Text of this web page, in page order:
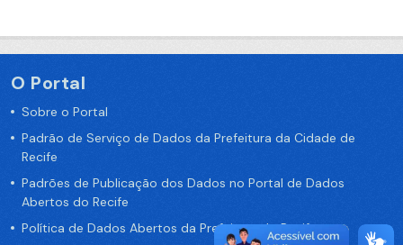
O Portal
Sobre o Portal
Padrão de Serviço de Dados da Prefeitura da Cidade de
Recife
Padrões de Publicação dos Dados no Portal de Dados
Abertos do Recife
Política de Dados Abertos da Prefeitura do Recife